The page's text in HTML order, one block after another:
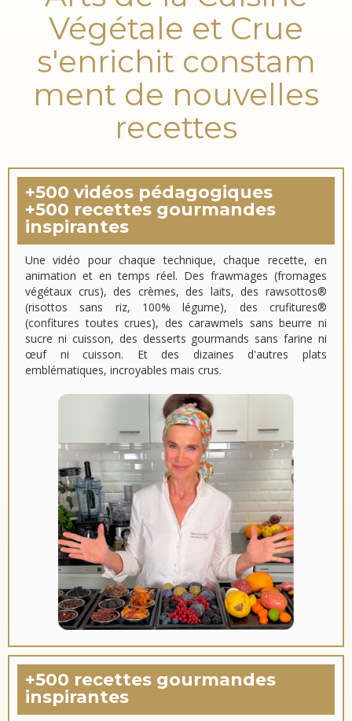
Végétale et Crue
s'enrichit constam
ment de nouvelles
recettes
+500 vidéos pédagogiques
+500 recettes gourmandes
inspirantes
Une vidéo pour chaque technique, chaque recette, en
animation et en temps réel. Des frawmages (fromages
végétaux crus), des crèmes, des laits, des rawsottos®
(risottos sans riz, 100% légume), des crufitures®
(confitures toutes crues), des carawmels sans beurre ni
sucre ni cuisson, des desserts gourmands sans farine ni
œuf ni cuisson. Et des dizaines d'autres plats
emblématiques, incroyables mais crus.
+500 recettes gourmandes
inspirantes